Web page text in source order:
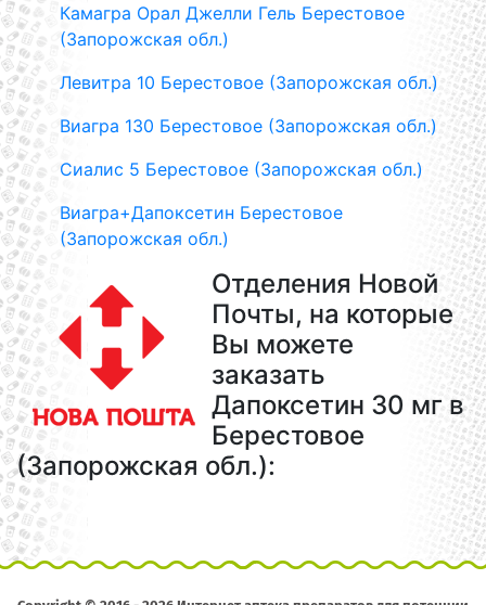
Камагра Орал Джелли Гель Берестовое
(Запорожская обл.)
Левитра 10 Берестовое (Запорожская обл.)
Виагра 130 Берестовое (Запорожская обл.)
Сиалис 5 Берестовое (Запорожская обл.)
Виагра+Дапоксетин Берестовое
(Запорожская обл.)
Отделения Новой
Почты, на которые
Вы можете
заказать
Дапоксетин 30 мг в
Берестовое
(Запорожская обл.):